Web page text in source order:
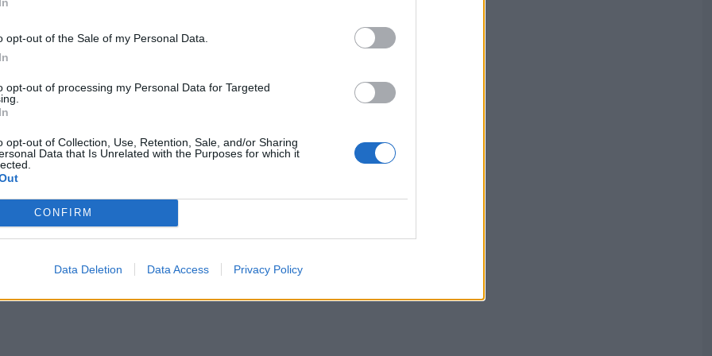
opt-out of the Sale of my Personal Data.
opt-out of processing my Personal Data for Targeted
opt-out of Collection, Use, Retention, Sale, and/or Sharing
Data that Is Unrelated with the Purposes for which it
CONFIRM
Data Deletion Data Access Privacy Policy
intézmények közé tartozik, amelyek
megye lakóit, hogy a
fertőzéses esetek
bíznia kell ebben az
annál is inkább, mivel itt
a betegellátás a lehető
az államtitkárt.